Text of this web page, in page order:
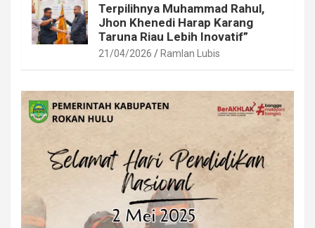
Terpilihnya Muhammad Rahul,
Jhon Khenedi Harap Karang
Taruna Riau Lebih Inovatif”
21/04/2026 Ramlan Lubis